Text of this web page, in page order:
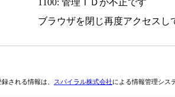
1100: 管理ＩＤが不正です
ブラウザを閉じ再度アクセスし
される情報は、 スパイラル株式会社による情報管理シス